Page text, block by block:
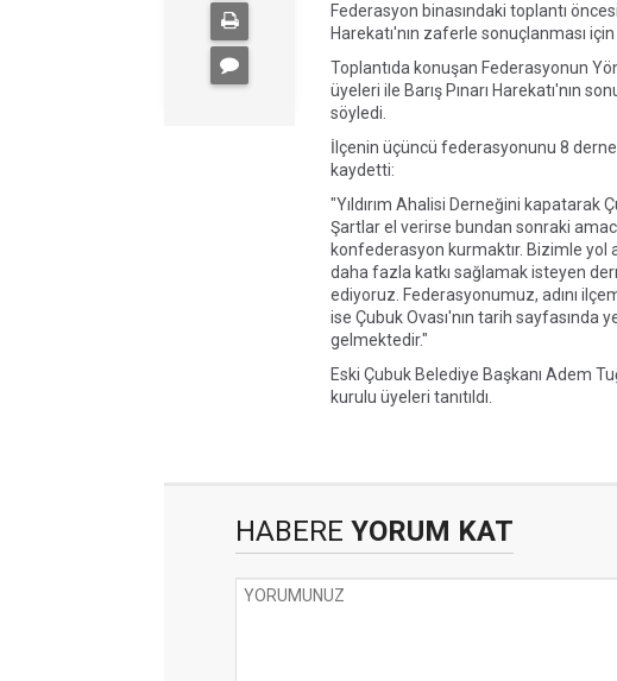
Federasyon binasındaki toplantı
Harekatı'nın zaferle sonuçlanması
Toplantıda konuşan Federasyonun
üyeleri ile Barış Pınarı Harekatı'nın
söyledi.
İlçenin üçüncü federasyonunu 8
kaydetti:
"Yıldırım Ahalisi Derneğini kapatarak
Şartlar el verirse bundan sonraki
konfederasyon kurmaktır. Bizimle yol
daha fazla katkı sağlamak isteyen
ediyoruz. Federasyonumuz, adını
ise Çubuk Ovası'nın tarih sayfasında
gelmektedir."
Eski Çubuk Belediye Başkanı Adem
kurulu üyeleri tanıtıldı.
HABERE YORUM KAT